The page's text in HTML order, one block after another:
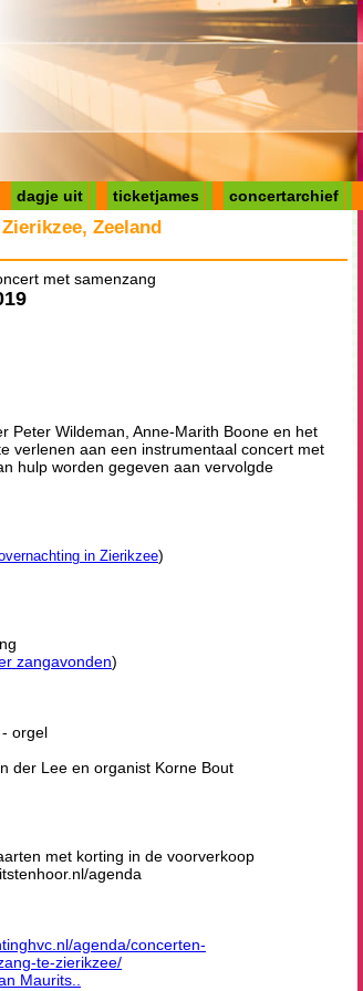
dagje uit ticketjames concertarchief
Zeeland
met samenzang
Peter Wildeman, Anne-Marith Boone en het
verlenen aan een instrumentaal concert met
hulp worden gegeven aan vervolgde
in Zierikzee)
zangavonden)
orgel
der Lee en organist Korne Bout
met korting in de voorverkoop
agenda
agenda/concerten-
te-zierikzee/
Maurits..